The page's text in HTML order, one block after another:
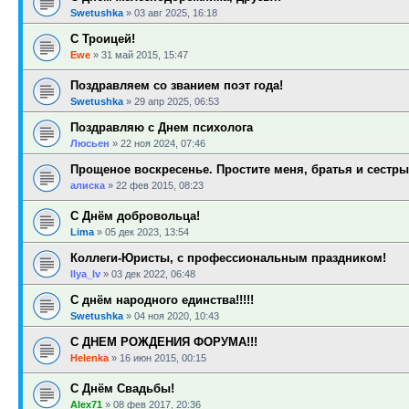
Swetushka » 03 авг 2025, 16:18
С Троицей!
Ewe » 31 май 2015, 15:47
Поздравляем со званием поэт года!
Swetushka » 29 апр 2025, 06:53
Поздравляю с Днем психолога
Люсьен » 22 ноя 2024, 07:46
Прощеное воскресенье. Простите меня, братья и
алиска » 22 фев 2015, 08:23
С Днём добровольца!
Lima » 05 дек 2023, 13:54
Коллеги-Юристы, с профессиональным праздником!
Ilya_Iv » 03 дек 2022, 06:48
С днём народного единства!!!!!
Swetushka » 04 ноя 2020, 10:43
С ДНЕМ РОЖДЕНИЯ ФОРУМА!!!
Helenka » 16 июн 2015, 00:15
С Днём Свадьбы!
Alex71 » 08 фев 2017, 20:36